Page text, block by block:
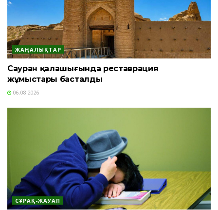
ЖАҢАЛЫҚТАР
Сауран қалашығында реставрация
жұмыстары басталды
06.08.2026
СҰРАҚ-ЖАУАП